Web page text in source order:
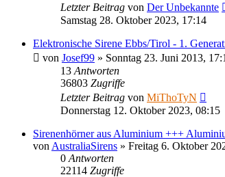
Letzter Beitrag von Der Unbekannte
Samstag 28. Oktober 2023, 17:14
Elektronische Sirene Ebbs/Tirol - 1.
von Josef99 » Sonntag 23. Juni 2013,
13 Antworten
36803 Zugriffe
Letzter Beitrag von MiThoTyN
Donnerstag 12. Oktober 2023, 08:15
Sirenenhörner aus Aluminium +++
von AustraliaSirens » Freitag 6. Oktober
0 Antworten
22114 Zugriffe